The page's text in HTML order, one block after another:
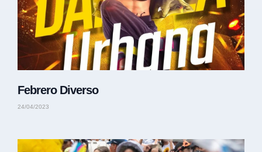
Febrero Diverso
24/04/2023